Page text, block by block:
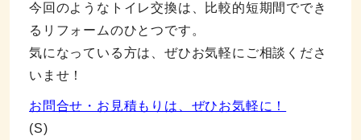
今回のようなトイレ交換は、比較的短期間ででき
るリフォームのひとつです。
気になっている方は、ぜひお気軽にご相談くださ
いませ！
お問合せ・お見積もりは、ぜひお気軽に！
(S)